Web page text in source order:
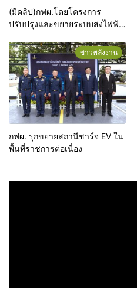
(มีคลิป)กฟผ.โดยโครงการ
ปรับปรุงและขยายระบบส่งไฟฟ้า
จัด”โครงการสัมมนาเชิง
ประจักษ์”ณ จังหวัดภูเก็ต จังหวัด
กระบี่ และจังหวัดตรัง
ข่าวพลังงาน
กฟผ. รุกขยายสถานีชาร์จ EV ใน
พื้นที่ราชการต่อเนื่อง